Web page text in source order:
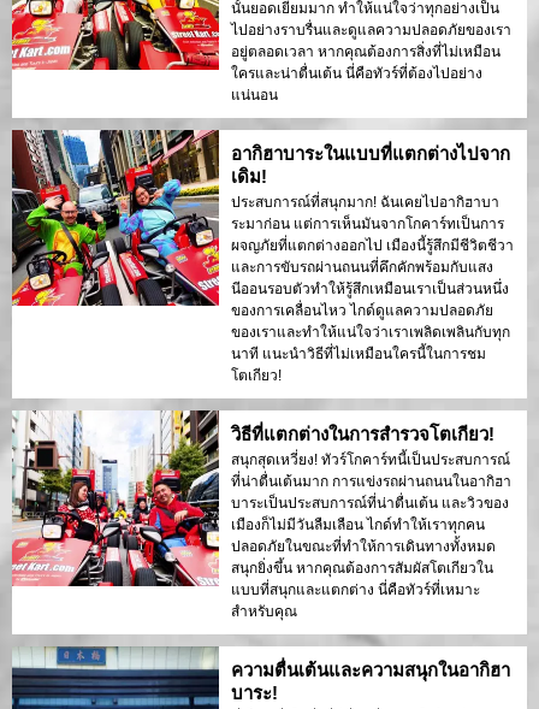
นั้นยอดเยี่ยมมาก ทำให้แน่ใจว่าทุกอย่างเป็น
ไปอย่างราบรื่นและดูแลความปลอดภัยของเรา
อยู่ตลอดเวลา หากคุณต้องการสิ่งที่ไม่เหมือน
ใครและน่าตื่นเต้น นี่คือทัวร์ที่ต้องไปอย่าง
แน่นอน
อากิฮาบาระในแบบที่แตกต่างไปจาก
เดิม!
ประสบการณ์ที่สนุกมาก! ฉันเคยไปอากิฮาบา
ระมาก่อน แต่การเห็นมันจากโกคาร์ทเป็นการ
ผจญภัยที่แตกต่างออกไป เมืองนี้รู้สึกมีชีวิตชีวา
และการขับรถผ่านถนนที่คึกคักพร้อมกับแสง
นีออนรอบตัวทำให้รู้สึกเหมือนเราเป็นส่วนหนึ่ง
ของการเคลื่อนไหว ไกด์ดูแลความปลอดภัย
ของเราและทำให้แน่ใจว่าเราเพลิดเพลินกับทุก
นาที แนะนำวิธีที่ไม่เหมือนใครนี้ในการชม
โตเกียว!
วิธีที่แตกต่างในการสำรวจโตเกียว!
สนุกสุดเหวี่ยง! ทัวร์โกคาร์ทนี้เป็นประสบการณ์
ที่น่าตื่นเต้นมาก การแข่งรถผ่านถนนในอากิฮา
บาระเป็นประสบการณ์ที่น่าตื่นเต้น และวิวของ
เมืองก็ไม่มีวันลืมเลือน ไกด์ทำให้เราทุกคน
ปลอดภัยในขณะที่ทำให้การเดินทางทั้งหมด
สนุกยิ่งขึ้น หากคุณต้องการสัมผัสโตเกียวใน
แบบที่สนุกและแตกต่าง นี่คือทัวร์ที่เหมาะ
สำหรับคุณ
ความตื่นเต้นและความสนุกในอากิฮา
บาระ!